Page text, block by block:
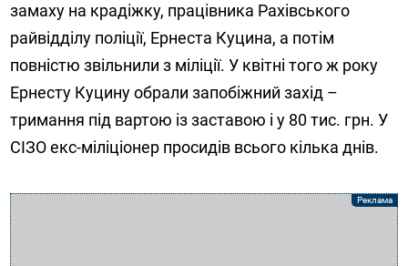
замаху на крадіжку, працівника Рахівського
райвідділу поліції, Ернеста Куцина, а потім
повністю звільнили з міліції. У квітні того ж року
Ернесту Куцину обрали запобіжний захід –
тримання під вартою із заставою і у 80 тис. грн. У
СІЗО екс-міліціонер просидів всього кілька днів.